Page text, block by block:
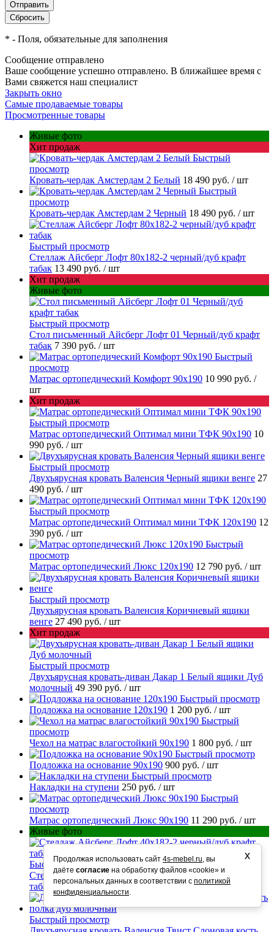
* - Поля, обязательные для заполнения
Сообщение отправлено
Ваше сообщение успешно отправлено. В ближайшее время с
Вами свяжется наш специалист
Закрыть окно
Самые продаваемые товары
Просмотренные товары
Живые фото
Хит продаж
Быстрый
просмотр
Кровать-чердак Амстердам 2 Белый 18 490 руб. / шт
Быстрый
просмотр
Кровать-чердак Амстердам 2 Черный 18 490 руб. / шт
Быстрый просмотр
Стеллаж Айсберг Лофт 80х182-2 черный/дуб крафт
табак 13 490 руб. / шт
Хит продаж
Живые фото
Быстрый просмотр
Стол письменный Айсберг Лофт 01 Черный/дуб крафт
табак 7 390 руб. / шт
Быстрый
просмотр
Матрас ортопедический Комфорт 90х190 10 990 руб. /
шт
Хит продаж
Быстрый просмотр
Матрас ортопедический Оптимал мини ТФК 90х190 10
990 руб. / шт
Быстрый просмотр
Двухъярусная кровать Валенсия Черный ящики венге 27
490 руб. / шт
Быстрый просмотр
Матрас ортопедический Оптимал мини ТФК 120х190 12
390 руб. / шт
Быстрый
просмотр
Матрас ортопедический Люкс 120х190 12 790 руб. / шт
Быстрый просмотр
Двухъярусная кровать Валенсия Коричневый ящики
венге 27 490 руб. / шт
Хит продаж
Быстрый просмотр
Двухъярусная кровать-диван Дакар 1 Белый ящики Дуб
молочный 49 390 руб. / шт
Быстрый просмотр
Подложка на основание 120х190 1 200 руб. / шт
Быстрый
просмотр
Чехол на матрас влагостойкий 90х190 1 800 руб. / шт
Быстрый просмотр
Подложка на основание 90х190 900 руб. / шт
Быстрый просмотр
Накладки на ступени 250 руб. / шт
Быстрый
просмотр
Матрас ортопедический Люкс 90х190 11 290 руб. / шт
Живые фото
Быстрый просмотр
Стеллаж Айсберг Лофт 40х182-2 черный/дуб крафт
табак
10 990 руб./ шт
Быстрый просмотр
Продолжая использовать сайт 4s-mebel.ru, вы
даёте согласие на обработку файлов «cookie» и
персональных данных в соответствии с политикой
конфиденциальности.
х